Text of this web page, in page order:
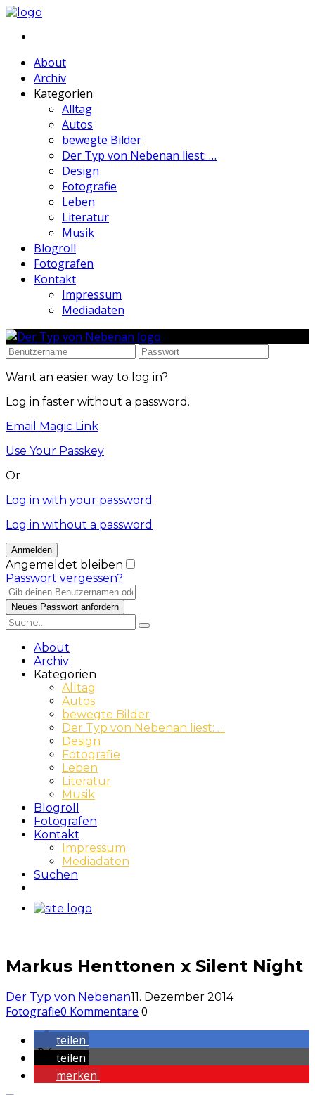
About
Archiv
Kategorien
Alltag
Autos
bewegte Bilder
Der Typ von Nebenan liest: …
Design
Fotografie
Leben
Literatur
Musik
Blogroll
Fotografen
Kontakt
Impressum
Mediadaten
Want an easier way to log in?
Log in faster without a password.
Email Magic Link
Use Your Passkey
Or
Log in with your password
Log in without a password
Angemeldet bleiben
Passwort vergessen?
About
Archiv
Kategorien
Alltag
Autos
bewegte Bilder
Der Typ von Nebenan liest: …
Design
Fotografie
Leben
Literatur
Musik
Blogroll
Fotografen
Kontakt
Impressum
Mediadaten
Suchen
Markus Henttonen x Silent Night
Der Typ von Nebenan11. Dezember 2014
Fotografie0 Kommentare 0
teilen
teilen
merken